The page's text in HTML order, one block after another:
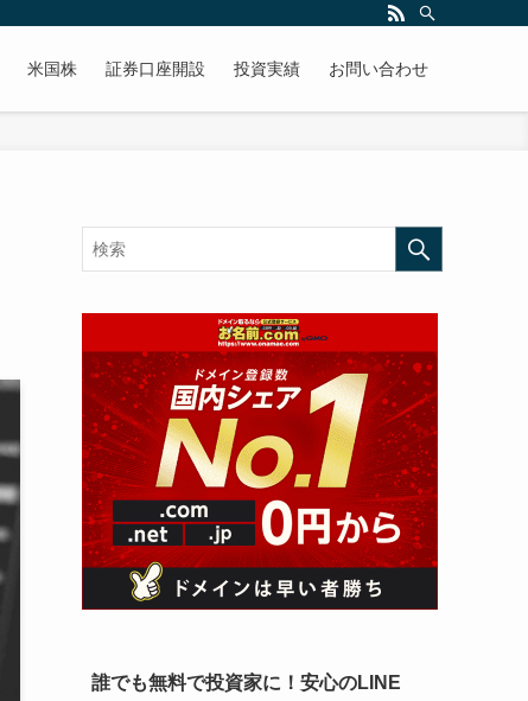
米国株 証券口座開設 投資実績 お問い合わせ
誰でも無料で投資家に！安心のLINE